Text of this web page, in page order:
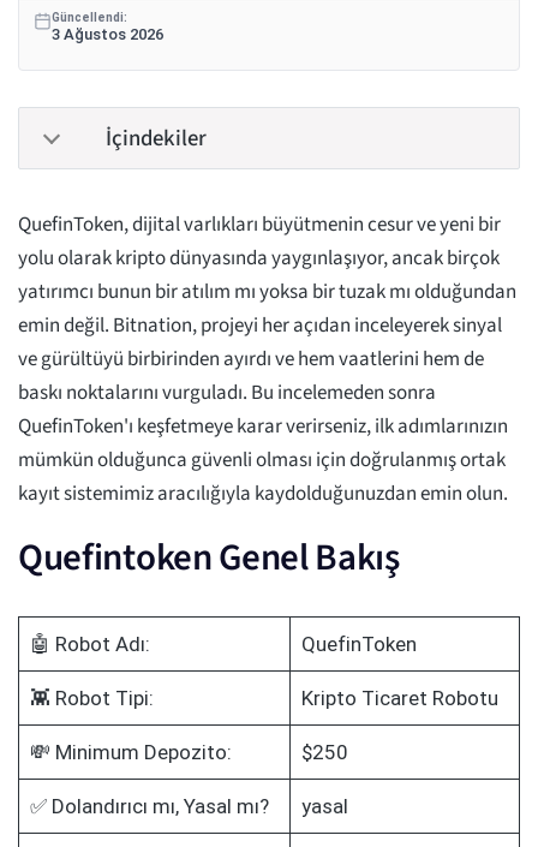
Güncellendi:
3 Ağustos 2026
İçindekiler
QuefinToken, dijital varlıkları büyütmenin cesur ve yeni bir
yolu olarak kripto dünyasında yaygınlaşıyor, ancak birçok
yatırımcı bunun bir atılım mı yoksa bir tuzak mı olduğundan
emin değil. Bitnation, projeyi her açıdan inceleyerek sinyal
ve gürültüyü birbirinden ayırdı ve hem vaatlerini hem de
baskı noktalarını vurguladı. Bu incelemeden sonra
QuefinToken'ı keşfetmeye karar verirseniz, ilk adımlarınızın
mümkün olduğunca güvenli olması için doğrulanmış ortak
kayıt sistemimiz aracılığıyla kaydolduğunuzdan emin olun.
Quefintoken Genel Bakış
🤖 Robot Adı: QuefinToken
👾 Robot Tipi: Kripto Ticaret Robotu
💸 Minimum Depozito: $250
✅ Dolandırıcı mı, Yasal mı? yasal